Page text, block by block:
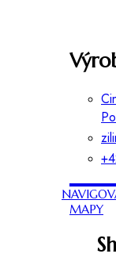
MAPY